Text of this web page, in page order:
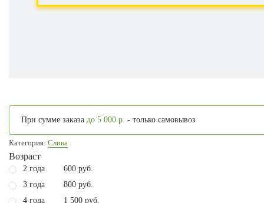
При сумме заказа до 5 000 р. - только самовывоз
Категория: Слива
Возраст
2 года
600 руб.
3 года
800 руб.
4 года
1 500 руб.